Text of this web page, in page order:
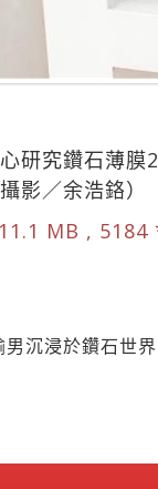
研究鑽石薄
影／余浩鉻）
11.1 MB ,
沉浸於鑽石世界